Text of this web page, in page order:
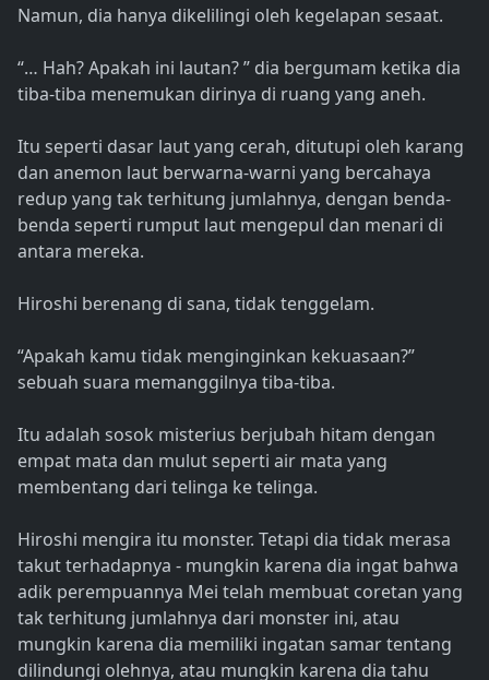
Namun, dia hanya dikelilingi oleh kegelapan sesaat.
“… Hah? Apakah ini lautan? ” dia bergumam ketika dia
tiba-tiba menemukan dirinya di ruang yang aneh.
Itu seperti dasar laut yang cerah, ditutupi oleh karang
dan anemon laut berwarna-warni yang bercahaya
redup yang tak terhitung jumlahnya, dengan benda-
benda seperti rumput laut mengepul dan menari di
antara mereka.
Hiroshi berenang di sana, tidak tenggelam.
“Apakah kamu tidak menginginkan kekuasaan?”
sebuah suara memanggilnya tiba-tiba.
Itu adalah sosok misterius berjubah hitam dengan
empat mata dan mulut seperti air mata yang
membentang dari telinga ke telinga.
Hiroshi mengira itu monster. Tetapi dia tidak merasa
takut terhadapnya - mungkin karena dia ingat bahwa
adik perempuannya Mei telah membuat coretan yang
tak terhitung jumlahnya dari monster ini, atau
mungkin karena dia memiliki ingatan samar tentang
dilindungi olehnya, atau mungkin karena dia tahu